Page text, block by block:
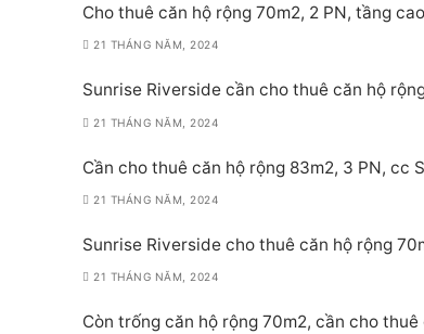
Cho thuê căn hộ rộng 70m2, 2 PN, tầng
21 THÁNG NĂM, 2024
Sunrise Riverside cần cho thuê căn hộ
21 THÁNG NĂM, 2024
Cần cho thuê căn hộ rộng 83m2, 3 PN, cc
21 THÁNG NĂM, 2024
Sunrise Riverside cho thuê căn hộ rộng
21 THÁNG NĂM, 2024
Còn trống căn hộ rộng 70m2, cần cho